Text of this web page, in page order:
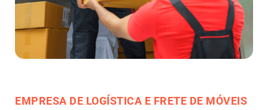
EMPRESA DE LOGÍSTICA E FRETE DE MÓVEIS